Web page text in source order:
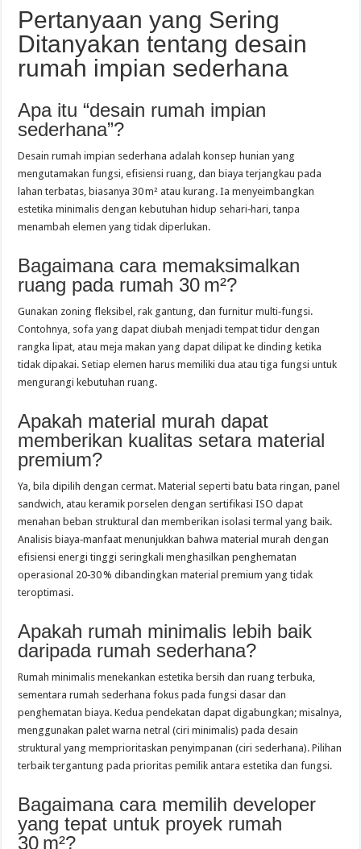
Pertanyaan yang Sering
Ditanyakan tentang desain
rumah impian sederhana
Apa itu “desain rumah impian
sederhana”?
Desain rumah impian sederhana adalah konsep hunian yang
mengutamakan fungsi, efisiensi ruang, dan biaya terjangkau pada
lahan terbatas, biasanya 30 m² atau kurang. Ia menyeimbangkan
estetika minimalis dengan kebutuhan hidup sehari‑hari, tanpa
menambah elemen yang tidak diperlukan.
Bagaimana cara memaksimalkan
ruang pada rumah 30 m²?
Gunakan zoning fleksibel, rak gantung, dan furnitur multi‑fungsi.
Contohnya, sofa yang dapat diubah menjadi tempat tidur dengan
rangka lipat, atau meja makan yang dapat dilipat ke dinding ketika
tidak dipakai. Setiap elemen harus memiliki dua atau tiga fungsi untuk
mengurangi kebutuhan ruang.
Apakah material murah dapat
memberikan kualitas setara material
premium?
Ya, bila dipilih dengan cermat. Material seperti batu bata ringan, panel
sandwich, atau keramik porselen dengan sertifikasi ISO dapat
menahan beban struktural dan memberikan isolasi termal yang baik.
Analisis biaya‑manfaat menunjukkan bahwa material murah dengan
efisiensi energi tinggi seringkali menghasilkan penghematan
operasional 20‑30 % dibandingkan material premium yang tidak
teroptimasi.
Apakah rumah minimalis lebih baik
daripada rumah sederhana?
Rumah minimalis menekankan estetika bersih dan ruang terbuka,
sementara rumah sederhana fokus pada fungsi dasar dan
penghematan biaya. Kedua pendekatan dapat digabungkan; misalnya,
menggunakan palet warna netral (ciri minimalis) pada desain
struktural yang memprioritaskan penyimpanan (ciri sederhana). Pilihan
terbaik tergantung pada prioritas pemilik antara estetika dan fungsi.
Bagaimana cara memilih developer
yang tepat untuk proyek rumah
30 m²?